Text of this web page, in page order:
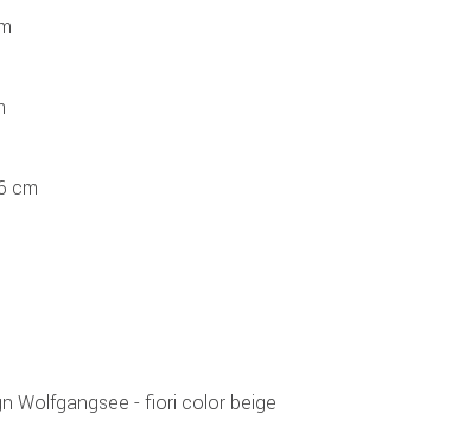
cm
Wolfgangsee - fiori color beige